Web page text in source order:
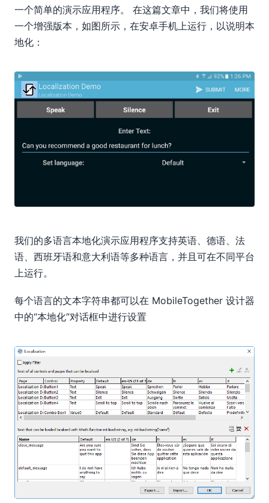
一个简单的演示应用程序。 在这篇文章中，我们将使用
一个增强版本，如图所示，在安卓手机上运行，以说明本
地化：
我们的多语言本地化演示应用程序支持英语、德语、法
语、西班牙语和意大利语等多种语言，并且可在不同平台
上运行。
每个语言的文本字符串都可以在 MobileTogether 设计器
中的“本地化”对话框中进行设置